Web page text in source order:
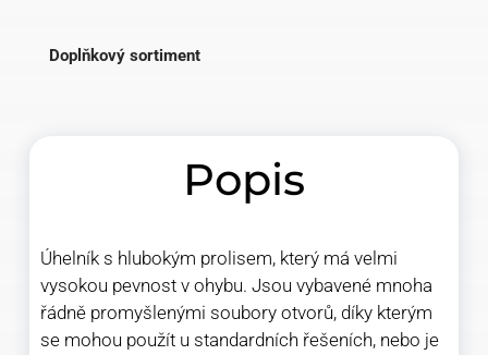
Doplňkový sortiment
Popis
Úhelník s hlubokým prolisem, který má velmi
vysokou pevnost v ohybu. Jsou vybavené mnoha
řádně promyšlenými soubory otvorů, díky kterým
se mohou použít u standardních řešeních, nebo je